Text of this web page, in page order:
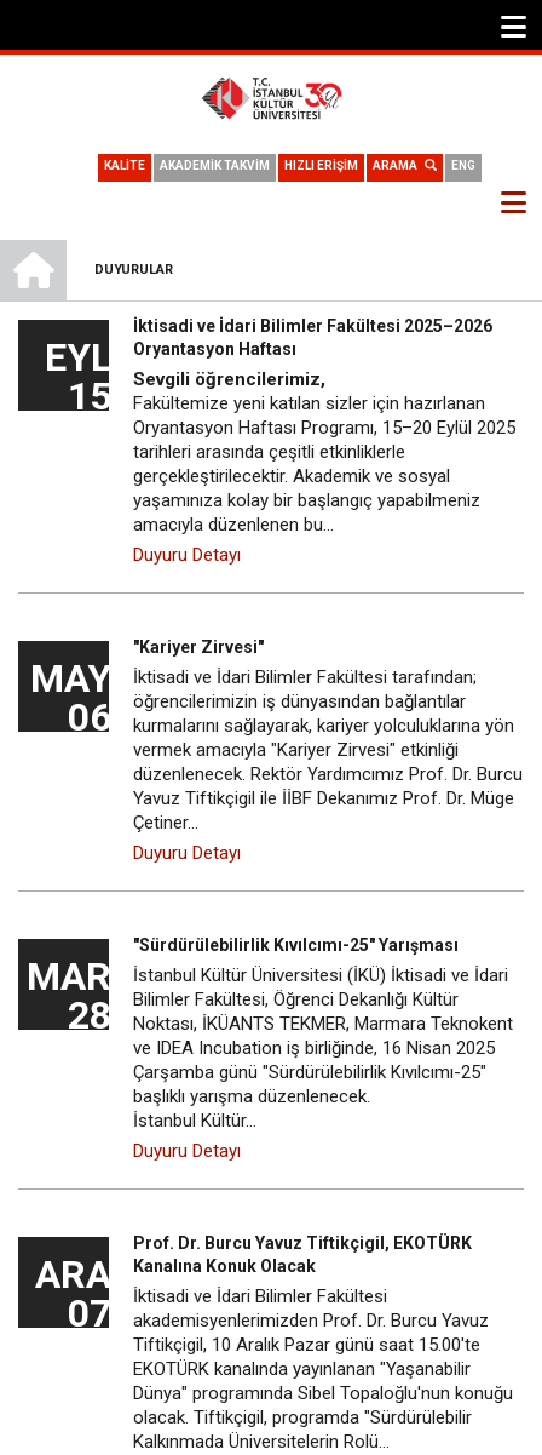
ENG
ARAMA
HIZLI ERİŞİM
AKADEMİK TAKVİM
KALİTE
SAYFA
YOLU
DUYURULAR
EYL
15
İktisadi ve İdari Bilimler Fakültesi 2025–2026
Oryantasyon Haftası
Sevgili öğrencilerimiz,
Fakültemize yeni katılan sizler için hazırlanan
Oryantasyon Haftası Programı, 15–20 Eylül 2025
tarihleri arasında çeşitli etkinliklerle
gerçekleştirilecektir. Akademik ve sosyal
yaşamınıza kolay bir başlangıç yapabilmeniz
amacıyla düzenlenen bu…
Duyuru Detayı
MAY
06
"Kariyer Zirvesi"
İktisadi ve İdari Bilimler Fakültesi tarafından;
öğrencilerimizin iş dünyasından bağlantılar
kurmalarını sağlayarak, kariyer yolculuklarına yön
vermek amacıyla "Kariyer Zirvesi" etkinliği
düzenlenecek. Rektör Yardımcımız Prof. Dr. Burcu
Yavuz Tiftikçigil ile İİBF Dekanımız Prof. Dr. Müge
Çetiner…
Duyuru Detayı
MAR
28
"Sürdürülebilirlik Kıvılcımı-25" Yarışması
İstanbul Kültür Üniversitesi (İKÜ) İktisadi ve İdari
Bilimler Fakültesi, Öğrenci Dekanlığı Kültür
Noktası, İKÜANTS TEKMER, Marmara Teknokent
ve IDEA Incubation iş birliğinde, 16 Nisan 2025
Çarşamba günü "Sürdürülebilirlik Kıvılcımı-25"
başlıklı yarışma düzenlenecek.
İstanbul Kültür…
Duyuru Detayı
ARA
07
Prof. Dr. Burcu Yavuz Tiftikçigil, EKOTÜRK
Kanalına Konuk Olacak
İktisadi ve İdari Bilimler Fakültesi
akademisyenlerimizden Prof. Dr. Burcu Yavuz
Tiftikçigil, 10 Aralık Pazar günü saat 15.00'te
EKOTÜRK kanalında yayınlanan "Yaşanabilir
Dünya" programında Sibel Topaloğlu'nun konuğu
olacak. Tiftikçigil, programda "Sürdürülebilir
Kalkınmada Üniversitelerin Rolü…